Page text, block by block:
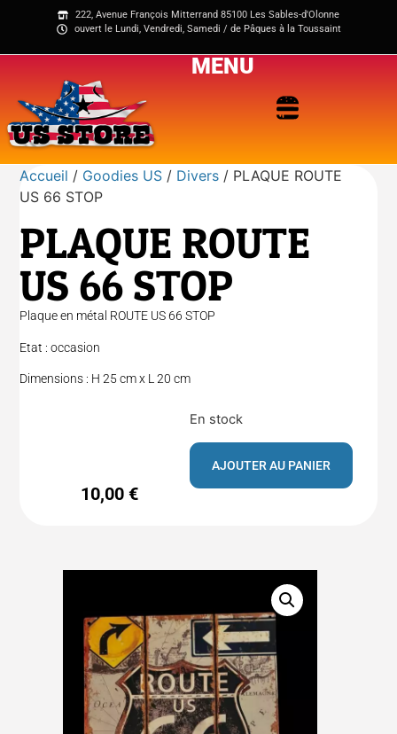
222, Avenue François Mitterrand 85100 Les Sables-d'Olonne
ouvert le Lundi, Vendredi, Samedi / de Pâques à la Toussaint
MENU
Accueil / Goodies US / Divers / PLAQUE ROUTE
US 66 STOP
PLAQUE ROUTE
US 66 STOP
Plaque en métal ROUTE US 66 STOP
Etat : occasion
Dimensions : H 25 cm x L 20 cm
10,00 €
En stock
AJOUTER AU PANIER